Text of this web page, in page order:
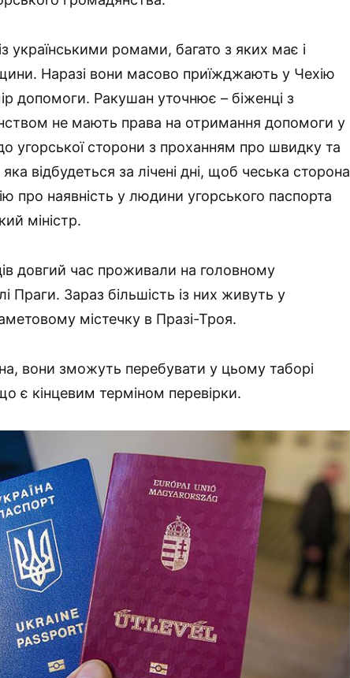
українськими ромами, багато з яких має і
Наразі вони масово приїжджають у Чехію
допомоги. Ракушан уточнює – біженці з
не мають права на отримання допомоги у
угорської сторони з проханням про швидку та
відбудеться за лічені дні, щоб чеська сторона
про наявність у людини угорського паспорта
міністр.
довгий час проживали на головному
Праги. Зараз більшість із них живуть у
містечку в Празі-Троя.
вони зможуть перебувати у цьому таборі
є кінцевим терміном перевірки.